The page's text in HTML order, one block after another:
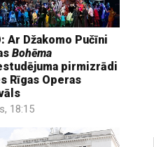
Ar Džakomo Pučīni
Bohēma
pirmizrādi
Rīgas Operas
18:15